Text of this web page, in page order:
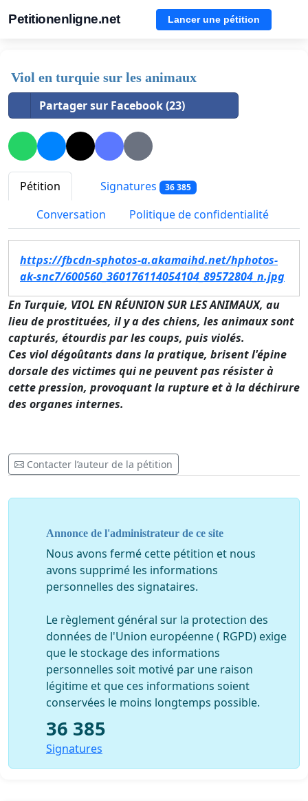
Petitionenligne.net Lancer une pétition
Viol en turquie sur les animaux
Partager sur Facebook (23)
Pétition Signatures 36 385
Conversation Politique de confidentialité
https://fbcdn-sphotos-a.akamaihd.net/hphotos-
ak-snc7/600560_360176114054104_89572804_n.jpg
En Turquie, VIOL EN RÉUNION SUR LES ANIMAUX, au
lieu de prostituées, il y a des chiens, les animaux sont
capturés, étourdis par les coups, puis violés.
Ces viol dégoûtants dans la pratique, brisent l'épine
dorsale des victimes qui ne peuvent pas résister à
cette pression, provoquant la rupture et à la déchirure
des organes internes.
Contacter l’auteur de la pétition
Annonce de l'administrateur de ce site
Nous avons fermé cette pétition et nous
avons supprimé les informations
personnelles des signataires.
Le règlement général sur la protection des
données de l'Union européenne ( RGPD) exige
que le stockage des informations
personnelles soit motivé par une raison
légitime et que ces informations soient
conservées le moins longtemps possible.
36 385
Signatures